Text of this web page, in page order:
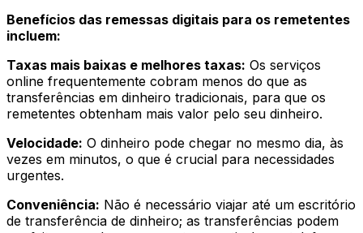
Benefícios das remessas digitais para os remetentes
incluem:
Taxas mais baixas e melhores taxas: Os serviços
online frequentemente cobram menos do que as
transferências em dinheiro tradicionais, para que os
remetentes obtenham mais valor pelo seu dinheiro.
Velocidade: O dinheiro pode chegar no mesmo dia, às
vezes em minutos, o que é crucial para necessidades
urgentes.
Conveniência: Não é necessário viajar até um escritório
de transferência de dinheiro; as transferências podem